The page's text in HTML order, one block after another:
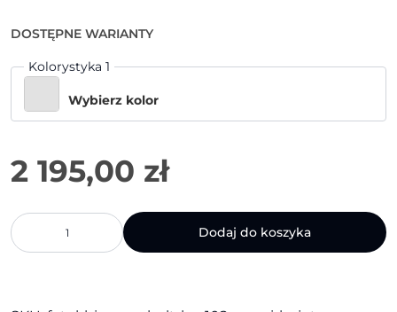
DOSTĘPNE WARIANTY
Kolorystyka 1
Wybierz kolor
2 195,00 zł
ilość
Fotel
biurowy
Dodaj do koszyka